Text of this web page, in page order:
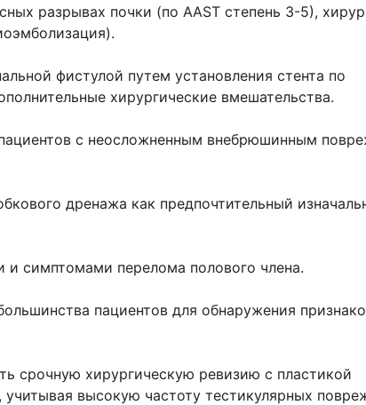
разрывах почки (по AAST степень 3-5),
фистулой путем установления стента по
хирургические вмешательства.
с неосложненным внебрюшинным
дренажа как предпочтительный
симптомами перелома полового члена.
пациентов для обнаружения
срочную хирургическую ревизию с пластикой
высокую частоту тестикулярных